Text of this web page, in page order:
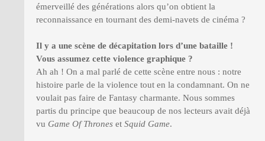
émerveillé des générations alors qu’on obtient la
reconnaissance en tournant des demi-navets de cinéma ?
Il y a une scène de décapitation lors d’une bataille !
Vous assumez cette violence graphique ?
Ah ah ! On a mal parlé de cette scène entre nous : notre
histoire parle de la violence tout en la condamnant. On ne
voulait pas faire de Fantasy charmante. Nous sommes
partis du principe que beaucoup de nos lecteurs avait déjà
vu Game Of Thrones et Squid Game.